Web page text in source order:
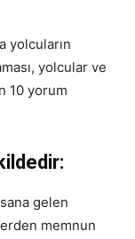
yolcuların
yolcular ve
10 yorum
gelen
memnun